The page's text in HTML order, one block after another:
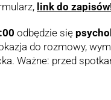
link do
odbędzie się
do rozmowy,
Ważne: przed